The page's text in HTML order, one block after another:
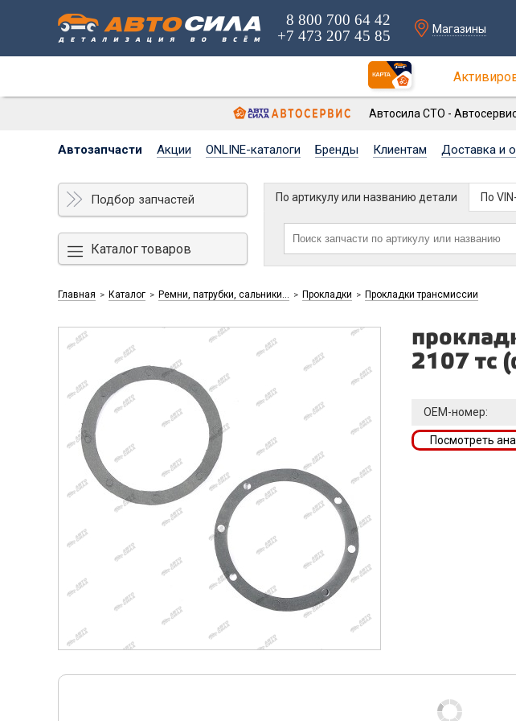
8 800 700 64 42
+7 473 207 45 85
Магазины
Автосила СТО -
Автозапчасти Акции ONLINE-каталоги Бренды Клиентам Доставка и
Подбор запчастей
Каталог товаров
По артикулу или названию детали По
Главная > Каталог > Ремни, патрубки, сальники... > Прокладки > Прокладки трансмиссии
2107 тс
OEM-номер:
Посмотреть